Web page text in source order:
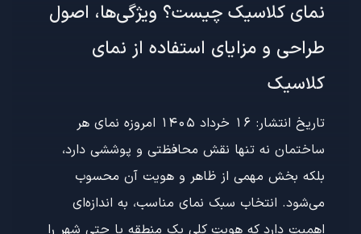
نمای کلاسیک چیست؟ ویژگی‌ها، اصول
طراحی و مزایای استفاده از نمای
کلاسیک
تاریخ انتشار: 16 خرداد 1405 امروزه نمای هر
ساختمان نه تنها نقش محافظتی و پوششی دارد،
بلکه بخش مهمی از ظاهر و هویت آن محسوب
می‌شود. انتخاب سبک نمای مناسب، به اندازه‌ای
اهمیت دارد که هویت کلی یک منطقه یا حتی شهر را